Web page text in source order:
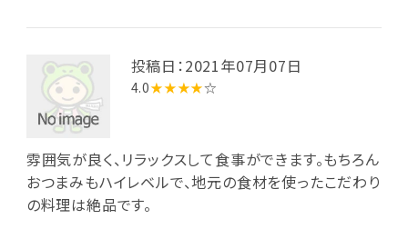
投稿日：2021年07月07日
4.0★★★★☆
雰囲気が良く、リラックスして食事ができます。もちろん
おつまみもハイレベルで、地元の食材を使ったこだわり
の料理は絶品です。